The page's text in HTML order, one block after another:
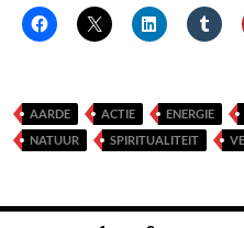
AARDE ACTIE ENERGIE
NATUUR
SPIRITUALITEIT